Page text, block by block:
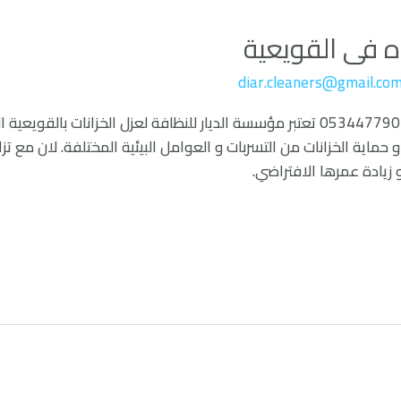
فى القويعية
شركة عزل خزانات المياه فى القويعية 0534477901 تعتبر مؤسسة الديار للنظافة
الخزانات من التسربات و العوامل البيئية المختلفة. لان مع
عمرها الافتراضي.